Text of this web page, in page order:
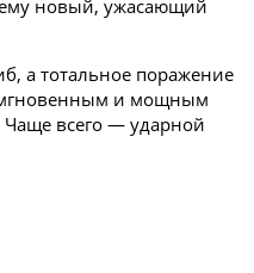
новый, ужасающий
а тотальное поражение
мгновенным и мощным
всего — ударной